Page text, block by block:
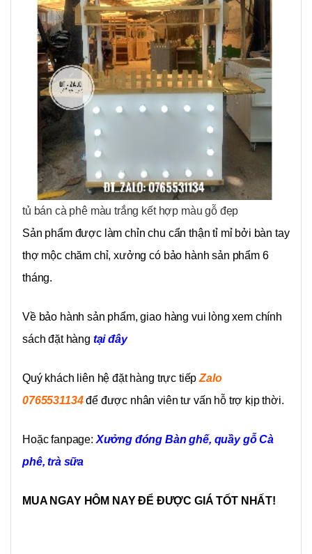
tủ bán cà phê màu trắng kết hợp màu gỗ đẹp
Sản phẩm được làm chỉn chu cẩn thận tỉ mỉ bởi bàn tay
thợ mộc chăm chỉ, xưởng có bảo hành sản phẩm 6
tháng.
Về bảo hành sản phẩm, giao hàng vui lòng xem chính
sách đặt hàng tại đây
Quý khách liên hệ đặt hàng trực tiếp Zalo
0765531134để được nhân viên tư vấn hỗ trợ kịp thời.
Hoặc fanpage: Xưởng đóng Bàn ghế, quầy gỗ Cà
phê, trà sữa
MUA NGAY HÔM NAY ĐỂ ĐƯỢC GIÁ TỐT NHẤT!